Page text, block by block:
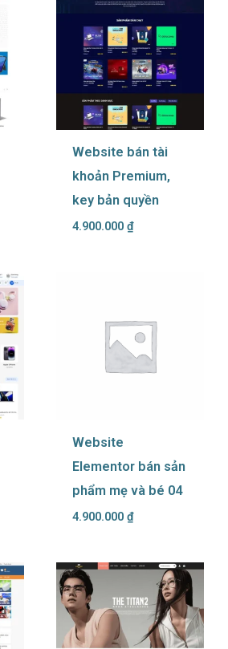
Website bán tài
khoản Premium,
key bản quyền
4.900.000 ₫
Website
Elementor bán sản
phẩm mẹ và bé 04
4.900.000 ₫